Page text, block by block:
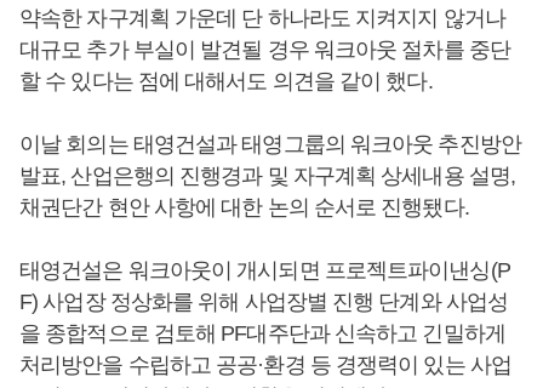
약속한 자구계획 가운데 단 하나라도 지켜지지 않거나
대규모 추가 부실이 발견될 경우 워크아웃 절차를 중단
할 수 있다는 점에 대해서도 의견을 같이 했다.
이날 회의는 태영건설과 태영그룹의 워크아웃 추진방안
발표, 산업은행의 진행경과 및 자구계획 상세내용 설명,
채권단간 현안 사항에 대한 논의 순서로 진행됐다.
태영건설은 워크아웃이 개시되면 프로젝트파이낸싱(P
F) 사업장 정상화를 위해 사업장별 진행 단계와 사업성
을 종합적으로 검토해 PF대주단과 신속하고 긴밀하게
처리방안을 수립하고 공공·환경 등 경쟁력이 있는 사업